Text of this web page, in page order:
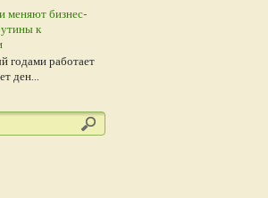
меняют бизнес-
к
годами работает
ден...